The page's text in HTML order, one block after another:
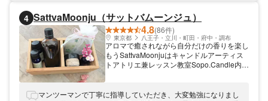
調香が初めての方でも安心して体験していた
だけます。 鎌倉の紫陽花で染めた商品を販
売するアパレルブランドの店舗内にて営業し
ているので、お待ち頂いている間もゆったり
と鎌倉時間をお過ごしください。
4 SattvaMoonju（サットバムーンジュ）
4.8(86件)
東京都 八王子・立川・町田・府中・調布
アロマで癒されながら自分だけの香りを楽し
もうSattvaMoonjuはキャンドルアーティス
トアトリエ兼レッスン教室Sopo.Candle内に
好きなアロマを使い、オリジナルのアロマ作
マンツーマンで丁寧に指導していただき、大変勉強になりまし